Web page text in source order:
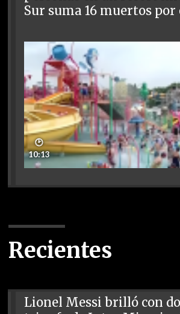
Sur suma 16 muertos por
🕑
10:13
Recientes
Lionel Messi brilló con